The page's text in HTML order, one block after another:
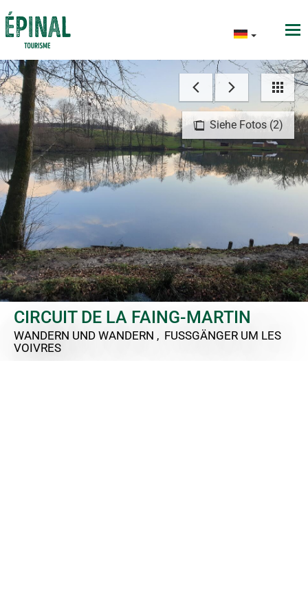
Siehe Fotos (2)
CIRCUIT DE LA FAING-MARTIN
WANDERN UND WANDERN , FUSSGÄNGER UM LES
VOIVRES